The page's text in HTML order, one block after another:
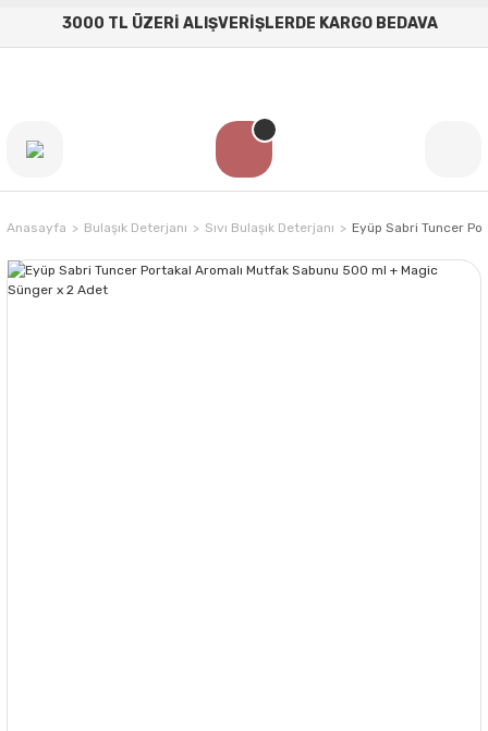
3000 TL ÜZERİ ALIŞVERİŞLERDE KARGO BEDAVA
Anasayfa Bulaşık Deterjanı Sıvı Bulaşık Deterjanı Eyüp Sabri Tuncer